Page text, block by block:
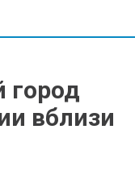
город
вблизи